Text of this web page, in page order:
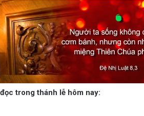
trong thánh lễ hôm nay: